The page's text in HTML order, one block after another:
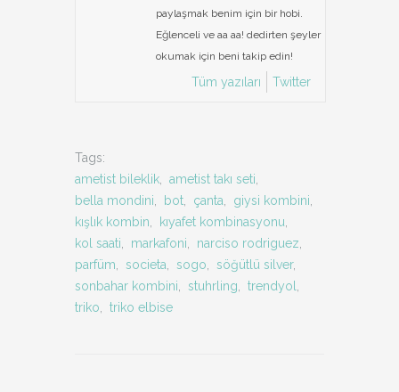
paylaşmak benim için bir hobi.
Eğlenceli ve aa aa! dedirten şeyler
okumak için beni takip edin!
Tüm yazıları Twitter
Tags:
ametist bileklik, ametist takı seti,
bella mondini, bot, çanta, giysi kombini,
kışlık kombin, kıyafet kombinasyonu,
kol saati, markafoni, narciso rodriguez,
parfüm, societa, sogo, söğütlü silver,
sonbahar kombini, stuhrling, trendyol,
triko, triko elbise